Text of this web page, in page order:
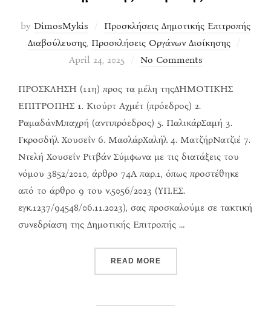
by DimosMykis
Προσκλήσεις Δημοτικής Επιτροπής
Διαβούλευσης, Προσκλήσεις Οργάνων Διοίκησης
April 24, 2025 No Comments
ΠΡΟΣΚΛΗΣΗ (11η) προς τα μέλη τηςΔΗΜΟΤΙΚΗΣ
ΕΠΙΤΡΟΠΗΣ 1. Κιούρτ Αχμέτ (πρόεδρος) 2.
ΡαμαδάνΜπαχρή (αντιπρόεδρος) 5. ΠαλικάρΣαμή 3.
Γκροσδήλ Χουσεΐν 6. ΜασλάρΧαλήλ 4. ΜατζήρΝατζιέ 7.
Ντελή Χουσεΐν Ριτβάν Σύμφωνα με τις διατάξεις του
νόμου 3852/2010, άρθρο 74Α παρ.1, όπως προστέθηκε
από το άρθρο 9 του ν.5056/2023 (ΥΠ.ΕΣ.
εγκ.1237/94548/06.11.2023), σας προσκαλούμε σε τακτική
συνεδρίαση της Δημοτικής Επιτροπής …
READ MORE“ΠΡΌΣΚΛΗΣΗ ΣΕ